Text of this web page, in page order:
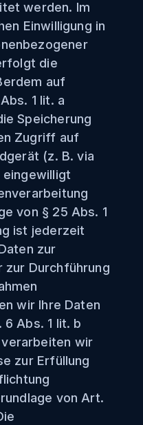
werden. Im
Einwilligung in
die
auf
1 lit. a
Speicherung
Zugriff auf
(z. B. via
von § 25 Abs. 1
ist jederzeit
zur
Durchführung
wir Ihre Daten
Abs. 1 lit. b
verarbeiten wir
zur Erfüllung
von Art.